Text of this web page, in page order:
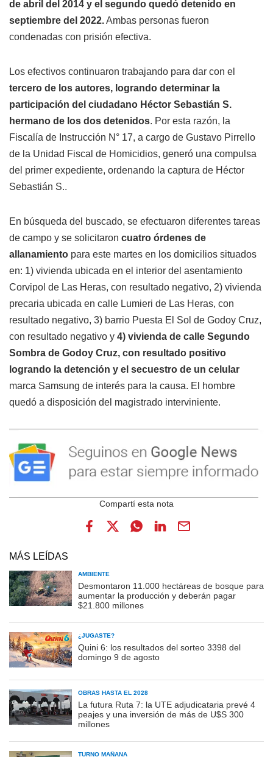
de abril del 2014 y el segundo quedó detenido en
septiembre del 2022.Ambas personas fueron
condenadas con prisión efectiva.
Los efectivos continuaron trabajando para dar con el
tercero de los autores, logrando determinar la
participación del ciudadano Héctor Sebastián S.
hermano de los dos detenidos. Por esta razón, la
Fiscalía de Instrucción N° 17, a cargo de Gustavo Pirrello
de la Unidad Fiscal de Homicidios, generó una compulsa
del primer expediente, ordenando la captura de Héctor
Sebastián S..
En búsqueda del buscado, se efectuaron diferentes tareas
de campo y se solicitaron cuatro órdenes de
allanamiento para este martes en los domicilios situados
en: 1) vivienda ubicada en el interior del asentamiento
Corvipol de Las Heras, con resultado negativo, 2) vivienda
precaria ubicada en calle Lumieri de Las Heras, con
resultado negativo, 3) barrio Puesta El Sol de Godoy Cruz,
con resultado negativo y 4) vivienda de calle Segundo
Sombra de Godoy Cruz, con resultado positivo
logrando la detención y el secuestro de un celular
marca Samsung de interés para la causa. El hombre
quedó a disposición del magistrado interviniente.
MÁS LEÍDAS
AMBIENTE
Desmontaron 11.000 hectáreas de bosque para
aumentar la producción y deberán pagar
$21.800 millones
¿JUGASTE?
Quini 6: los resultados del sorteo 3398 del
domingo 9 de agosto
OBRAS HASTA EL 2028
La futura Ruta 7: la UTE adjudicataria prevé 4
peajes y una inversión de más de U$S 300
millones
TURNO MAÑANA